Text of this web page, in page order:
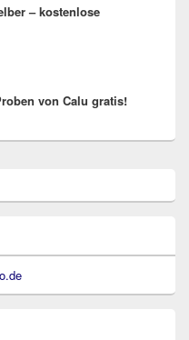
– kostenlose
von Calu gratis!